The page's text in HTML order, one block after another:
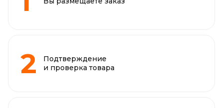
Подтверждение
и проверка товара